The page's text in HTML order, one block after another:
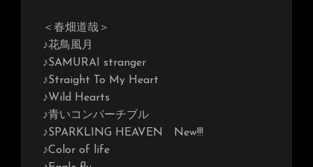
＜春畑道哉＞
♪花鳥風月
♪SAMURAI stranger
♪Straight To My Heart
♪Wild Hearts
♪青いコンバーチブル
♪SPARKLING HEAVEN New!!!
♪Color of life